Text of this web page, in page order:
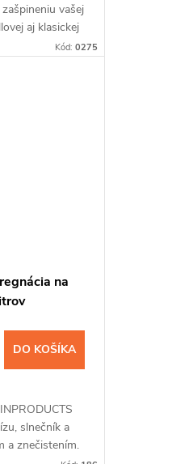
vašej
aj klasickej
alebo rukavíc.
Kód: 0275
na
DO KOŠÍKA
slnečník a
a znečistením.